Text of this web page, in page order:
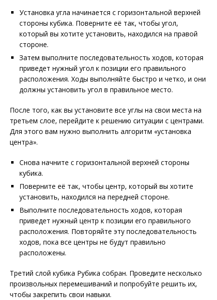
Установка угла начинается с горизонтальной верхней
стороны кубика. Поверните её так, чтобы угол,
который вы хотите установить, находился на правой
стороне.
Затем выполните последовательность ходов, которая
приведет нужный угол к позиции его правильного
расположения. Ходы выполняйте быстро и четко, и они
должны установить угол в правильное место.
После того, как вы установите все углы на свои места на
третьем слое, перейдите к решению ситуации с центрами.
Для этого вам нужно выполнить алгоритм «установка
центра».
Снова начните с горизонтальной верхней стороны
кубика.
Поверните её так, чтобы центр, который вы хотите
установить, находился на передней стороне.
Выполните последовательность ходов, которая
приведет нужный центр к позиции его правильного
расположения. Повторяйте эту последовательность
ходов, пока все центры не будут правильно
расположены.
Третий слой кубика Рубика собран. Проведите несколько
произвольных перемешиваний и попробуйте решить их,
чтобы закрепить свои навыки.